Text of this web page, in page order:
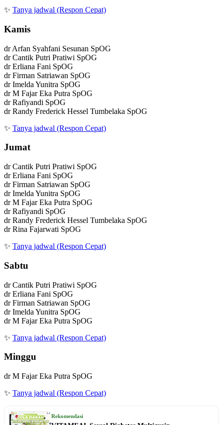
✨ Tanya jadwal (Respon Cepat)
Kamis
dr Arfan Syahfani Sesunan SpOG
dr Cantik Putri Pratiwi SpOG
dr Erliana Fani SpOG
dr Firman Satriawan SpOG
dr Imelda Yunitra SpOG
dr M Fajar Eka Putra SpOG
dr Rafiyandi SpOG
dr Randy Frederick Hessel Tumbelaka SpOG
✨ Tanya jadwal (Respon Cepat)
Jumat
dr Cantik Putri Pratiwi SpOG
dr Erliana Fani SpOG
dr Firman Satriawan SpOG
dr Imelda Yunitra SpOG
dr M Fajar Eka Putra SpOG
dr Rafiyandi SpOG
dr Randy Frederick Hessel Tumbelaka SpOG
dr Rina Fajarwati SpOG
✨ Tanya jadwal (Respon Cepat)
Sabtu
dr Cantik Putri Pratiwi SpOG
dr Erliana Fani SpOG
dr Firman Satriawan SpOG
dr Imelda Yunitra SpOG
dr M Fajar Eka Putra SpOG
✨ Tanya jadwal (Respon Cepat)
Minggu
dr M Fajar Eka Putra SpOG
✨ Tanya jadwal (Respon Cepat)
Rekomendasi